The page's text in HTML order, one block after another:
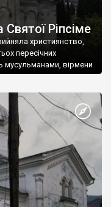
Ріпсіме
християнство,
пересічних
мусульманами, вірмени